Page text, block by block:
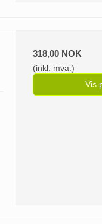
318,00 NOK
(inkl. mva.)
Vis